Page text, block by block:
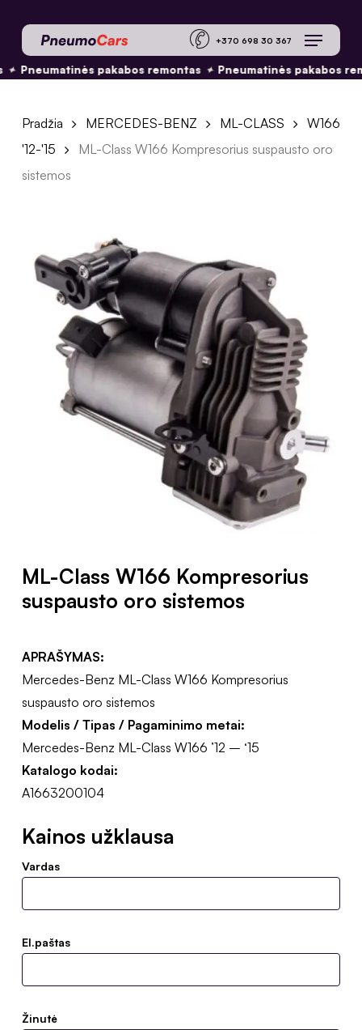
main
content
+370 698 30
Menu
✦ Pneumatinės pakabos remontas ✦ Pneumatinės pakabos
Pradžia MERCEDES-BENZ ML-CLASS
W166
'12-'15
ML-Class W166 Kompresorius suspausto oro
sistemos
ML-Class W166 Kompresorius
suspausto oro sistemos
APRAŠYMAS:
Mercedes-Benz ML-Class W166 Kompresorius
suspausto oro sistemos
Modelis / Tipas / Pagaminimo metai:
Mercedes-Benz ML-Class W166 ’12 – ‘15
Katalogo kodai:
A1663200104
Kainos užklausa
Vardas
El.paštas
Žinutė